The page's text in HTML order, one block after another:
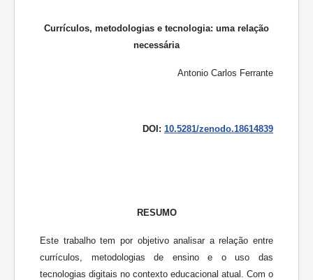
Currículos, metodologias e tecnologia: uma relação
necessária
Antonio Carlos Ferrante
DOI: 10.5281/zenodo.18614839
RESUMO
Este trabalho tem por objetivo analisar a relação entre
currículos, metodologias de ensino e o uso das
tecnologias digitais no contexto educacional atual. Com o